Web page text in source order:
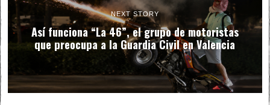
NEXT STORY
Así funciona “La 46”, el grupo de motoristas
que preocupa a la Guardia Civil en Valencia